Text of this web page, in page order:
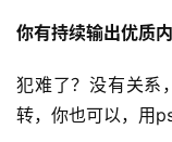
你有持续输出优质
犯难了？没有关系
转，你也可以，用